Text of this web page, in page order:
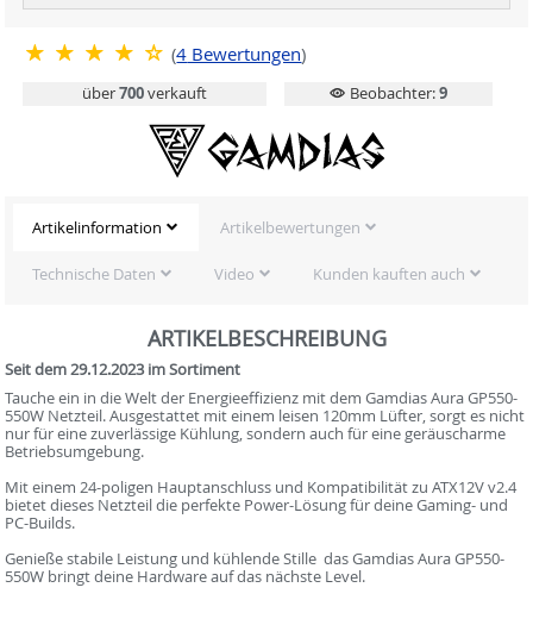
(4 Bewertungen)
über700verkauft Beobachter:9
Artikelinformation Artikelbewertungen
Technische Daten Video Kunden kauften auch
ARTIKELBESCHREIBUNG
Seit dem 29.12.2023 im Sortiment
Tauche ein in die Welt der Energieeffizienz mit dem Gamdias Aura GP550-
550W Netzteil. Ausgestattet mit einem leisen 120mm Lüfter, sorgt es nicht
nur für eine zuverlässige Kühlung, sondern auch für eine geräuscharme
Betriebsumgebung.
Mit einem 24-poligen Hauptanschluss und Kompatibilität zu ATX12V v2.4
bietet dieses Netzteil die perfekte Power-Lösung für deine Gaming- und
PC-Builds.
Genieße stabile Leistung und kühlende Stille  das Gamdias Aura GP550-
550W bringt deine Hardware auf das nächste Level.